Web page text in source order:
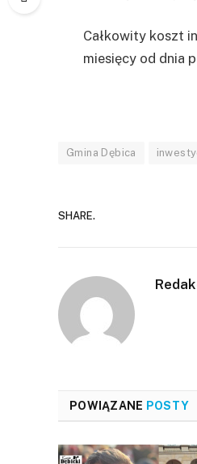
Całkowity koszt
miesięcy od dnia
Gmina Dębica
SHARE.
POWIĄZANE POSTY